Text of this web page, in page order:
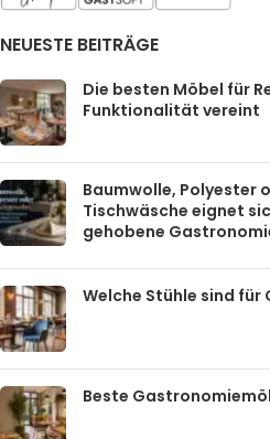
NEUESTE BEITRÄGE
Die besten Möbel für
Funktionalität vereint
Baumwolle, Polyester
Tischwäsche eignet
gehobene
Welche Stühle sind
Beste